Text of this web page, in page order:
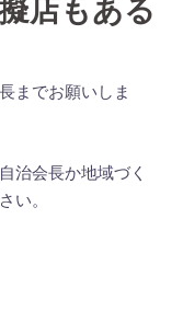
もある
までお願いしま
治会長か地域づく
い。